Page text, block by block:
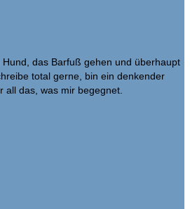
das Barfuß gehen und überhaupt
total gerne, bin ein denkender
all das, was mir begegnet.